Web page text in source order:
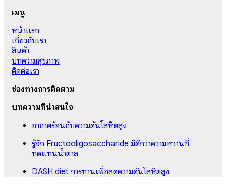
เมนู
หน้าแรก
เกี่ยวกับเรา
สินค้า
บทความสุขภาพ
ติดต่อเรา
ช่องทางการติดตาม
บทความที่น่าสนใจ
อากาศร้อนกับความดันโลหิตสูง
รู้จัก Fructooligosaccharide มีดีกว่าความหวานที่
ทดแทนน้ำตาล
DASH diet การทานเพื่อลดความดันโลหิตสูง